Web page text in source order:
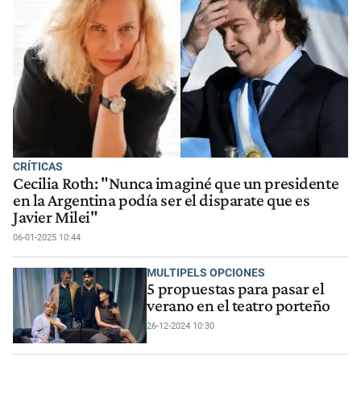
CRÍTICAS
Cecilia Roth: "Nunca imaginé que un presidente
en la Argentina podía ser el disparate que es
Javier Milei"
06-01-2025 10:44
MULTIPELS OPCIONES
5 propuestas para pasar el
verano en el teatro porteño
26-12-2024 10:30